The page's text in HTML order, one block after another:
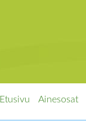
Etusivu Ainesosat